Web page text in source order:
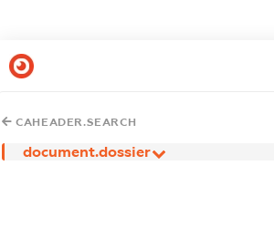
CAHEADER.SEARCH
document.dossier